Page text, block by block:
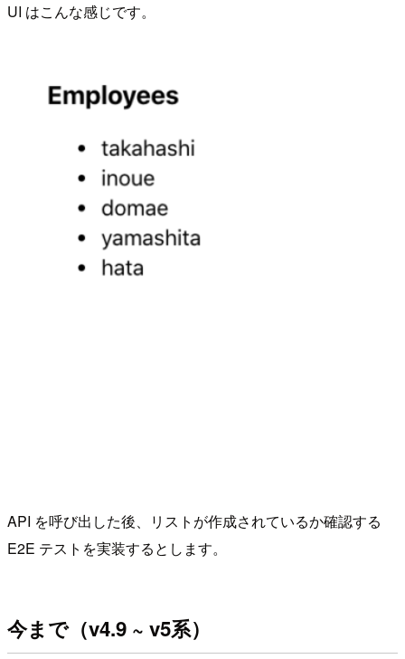
UI はこんな感じです。
API を呼び出した後、リストが作成されているか確認する
E2E テストを実装するとします。
今まで（v4.9 ~ v5系）